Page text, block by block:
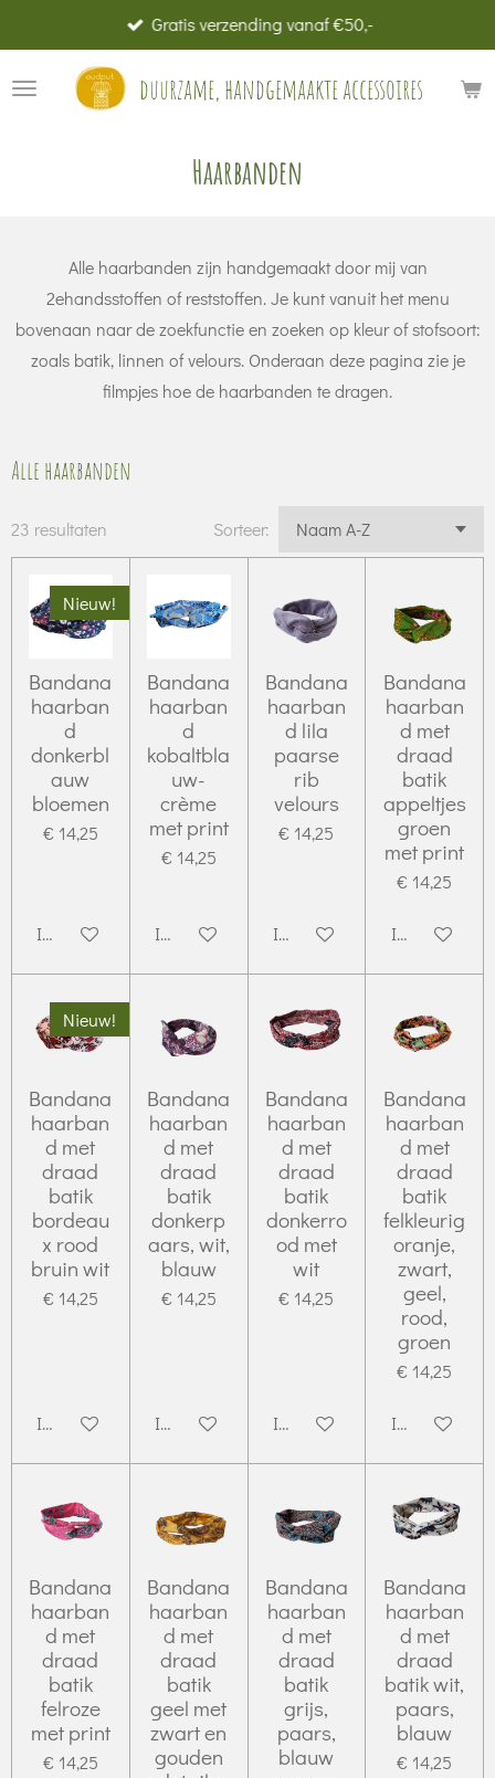
direct
naar
duurzame, handgemaakte accessoires
Gratis verzending vanaf €50,-
Haarbanden
Alle haarbanden zijn handgemaakt door mij van
2ehandsstoffen of reststoffen. Je kunt vanuit het menu
bovenaan naar de zoekfunctie en zoeken op kleur of stofsoort:
zoals batik, linnen of velours. Onderaan deze pagina zie je
filmpjes hoe de haarbanden te dragen.
Alle haarbanden
23 resultaten Sorteer:
Nieuw!
Bandana
haarban
d
donkerbl
auw
bloemen
€ 14,25
In winkelwagen
Bandana
haarban
d
kobaltbla
uw-
crème
met print
€ 14,25
In winkelwagen
Bandana
haarban
d lila
paarse
rib
velours
€ 14,25
In winkelwagen
Bandana
haarban
d met
draad
batik
appeltjes
groen
met print
€ 14,25
In
Nieuw!
Bandana
haarban
d met
draad
batik
bordeau
x rood
bruin wit
€ 14,25
In winkelwagen
Bandana
haarban
d met
draad
batik
donkerp
aars, wit,
blauw
€ 14,25
In winkelwagen
Bandana
haarban
d met
draad
batik
donkerro
od met
wit
€ 14,25
In winkelwagen
Bandana
haarban
d met
draad
batik
felkleurig
oranje,
zwart,
geel,
rood,
groen
€ 14,25
In
Bandana
haarban
d met
draad
batik
felroze
met print
€ 14,25
Bandana
haarban
d met
draad
batik
geel met
zwart en
gouden
Bandana
haarban
d met
draad
batik
grijs,
paars,
blauw
Bandana
haarban
d met
draad
batik wit,
paars,
blauw
€ 14,25